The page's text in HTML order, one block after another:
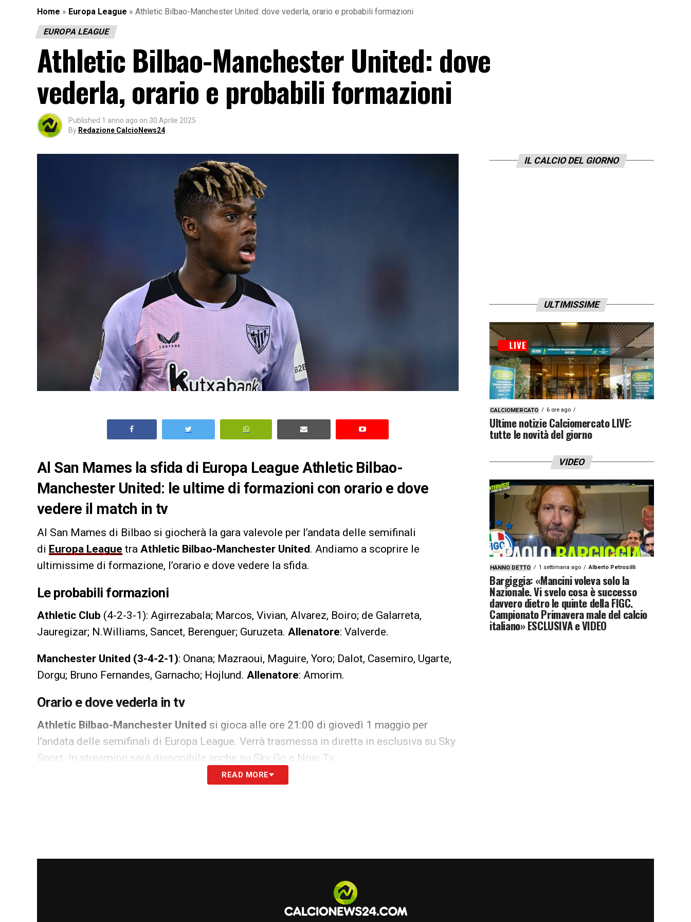
Home » Europa League » Athletic Bilbao-Manchester United: dove vederla, orario e probabili formazioni
EUROPA LEAGUE
Athletic Bilbao-Manchester United: dove
vederla, orario e probabili formazioni
Published 1 anno ago on 30 Aprile 2025
By Redazione CalcioNews24
Al San Mames la sfida di Europa League Athletic Bilbao-
Manchester United: le ultime di formazioni con orario e dove
vedere il match in tv
Al San Mames di Bilbao si giocherà la gara valevole per l’andata delle semifinali
di Europa League tra Athletic Bilbao-Manchester United. Andiamo a scoprire le
ultimissime di formazione, l’orario e dove vedere la sfida.
Le probabili formazioni
Athletic Club (4-2-3-1): Agirrezabala; Marcos, Vivian, Alvarez, Boiro; de Galarreta,
Jauregizar; N.Williams, Sancet, Berenguer; Guruzeta. Allenatore: Valverde.
Manchester United (3-4-2-1): Onana; Mazraoui, Maguire, Yoro; Dalot, Casemiro, Ugarte,
Dorgu; Bruno Fernandes, Garnacho; Hojlund. Allenatore: Amorim.
Orario e dove vederla in tv
Athletic Bilbao-Manchester United si gioca alle ore 21:00 di giovedì 1 maggio per
l’andata delle semifinali di Europa League. Verrà trasmessa in diretta in esclusiva su Sky
Sport. In streaming sarà disponibile anche su Sky Go e Now Tv.
READ MORE
IL CALCIO DEL GIORNO
ULTIMISSIME
CALCIOMERCATO 6 ore ago
Ultime notizie Calciomercato LIVE:
tutte le novità del giorno
VIDEO
HANNO DETTO 1 settimana ago Alberto Petrosilli
Bargiggia: «Mancini voleva solo la
Nazionale. Vi svelo cosa è successo
davvero dietro le quinte della FIGC.
Campionato Primavera male del calcio
italiano» ESCLUSIVA e VIDEO